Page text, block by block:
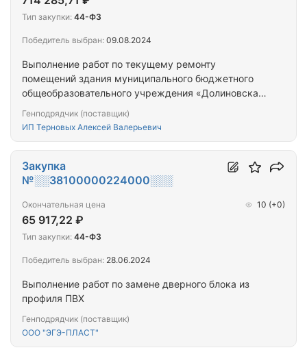
Выполнение работ по текущему ремонту
помещений здания муниципального бюджетного
общеобразовательного учреждения «Долиновская
размещения центра образования естественно-
научной и технологической направленностей
«Точка роста»
Генподрядчик (поставщик)
ИП Терновых Алексей Валерьевич
Тип закупки: 44-ФЗ
Победитель выбран: 09.08.2024
Выполнение работ по замене дверного блока из
профиля ПВХ
Генподрядчик (поставщик)
ООО "ЭГЭ-ПЛАСТ"
Закупка
№░░38100000224000░░░
Окончательная цена
65 917,22 ₽
10 (+0)
Тип закупки: 44-ФЗ
Победитель выбран: 28.06.2024